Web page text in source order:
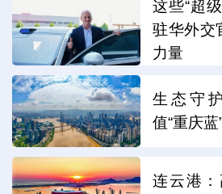
这些“超
驻华外交
力量
生态守
值“重庆蓝
连云港